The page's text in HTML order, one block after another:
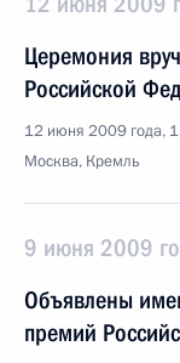
Церемония
Российской
12 июня 2009 года,
Москва, Кремль
9 июня 2009
Объявлены
премий